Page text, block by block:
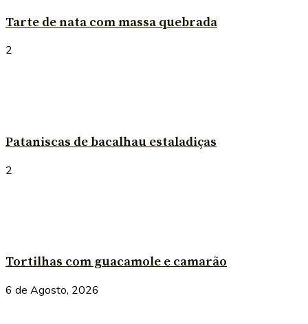
Tarte de nata com massa quebrada
2
Pataniscas de bacalhau estaladiças
2
Tortilhas com guacamole e camarão
6 de Agosto, 2026